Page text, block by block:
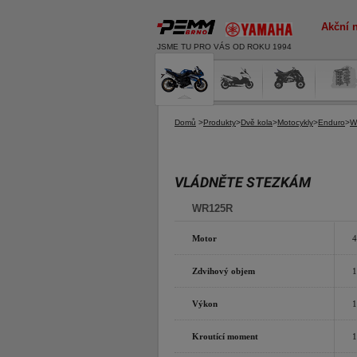
JSME TU PRO VÁS OD ROKU 1994
Akční
Domů >Produkty>Dvě kola>Motocykly>Enduro>
VLÁDNĚTE STEZKÁM
WR125R
Motor
Zdvihový objem
Výkon
Kroutící moment